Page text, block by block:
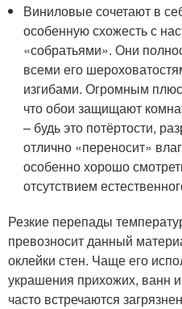
Виниловые сочетают в
особенную схожесть с
«собратьями». Они
всеми его
изгибами. Огромным
что обои защищают
– будь это потёртости,
отлично «переносит»
особенно хорошо
отсутствием
Резкие перепады
превозносит данный
оклейки стен. Чаще его
украшения прихожих, ванн
часто встречаются